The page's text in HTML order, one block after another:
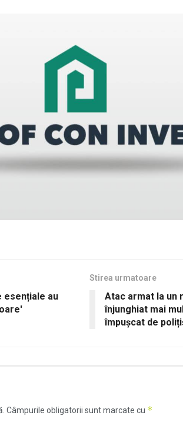
esențiale au
Stirea urmatoare
Atac armat la un
înjunghiat mai
împușcat de
Câmpurile obligatorii sunt marcate cu *